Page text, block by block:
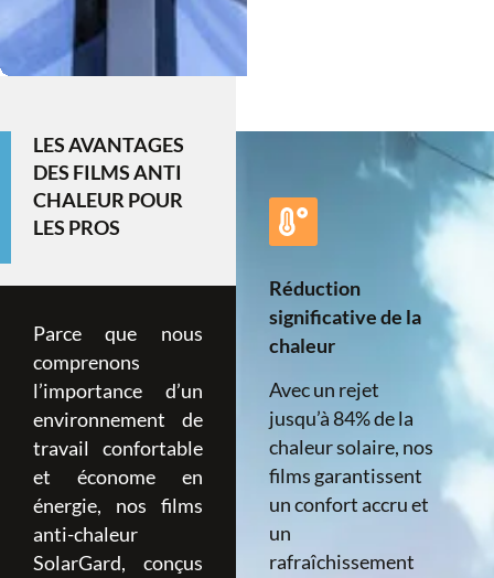
LES AVANTAGES
DES FILMS ANTI
CHALEUR POUR
LES PROS
Parce que nous
comprenons
l’importance d’un
environnement de
travail confortable
et économe en
énergie, nos films
anti-chaleur
SolarGard, conçus
Réduction
significative de la
chaleur
Avec un rejet
jusqu’à 84% de la
chaleur solaire, nos
films garantissent
un confort accru et
un
rafraîchissement